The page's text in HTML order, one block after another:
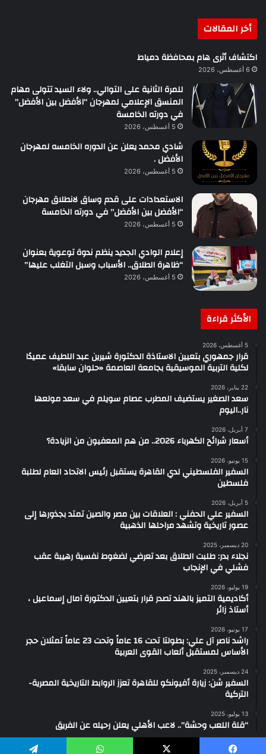
أخر المقالات
اكتشاف أثرى هام بمحافظة دمياط
6 أغسطس، 2026
للمرة الثانية على التوالي.. ولاء السيد تتولى مهام
المنسق الإعلامي لمهرجان “الأفضل بين الأفضل”
في دورته الخامسة
5 أغسطس، 2026
شادي محمد يعلن عن الدوره الخامسه لمهرجان
الأفضل .
5 أغسطس، 2026
الاستعدادات على قدم وساق لانطلاق مهرجان
“الأفضل بين الأفضل” في دورته الخامسة
5 أغسطس، 2026
إعلام الوادي الجديد ينظم ندوة توعوية بعنوان
“ظاهرة الطلاق.. الأسباب وسبل التغلب عليها”
5 أغسطس، 2026
الأكثر قراءة
5 أغسطس، 2026
قرار جمهوري بتعيين الاستاذة الدكتورة شيرين عبد اللطيف عميدًا
لكلية التربية الموسيقية بجامعة العاصمة «حلوان سابقا»
22 يناير، 2026
سعد الصغير يستضيف المطرب عصام سويلم في سعد مولعها
نار..اليوم
7 أبريل، 2026
أسعار شرائح الكهرباء 2026.. من هم المعفيون من الزيادة؟
15 يونيو، 2026
السفير الفلسطيني لدي القاهرة يستقبل رئيس الاتحاد العام لطلبة
فلسطين
5 أبريل، 2026
السفير علي الحفني : العلاقات بين مصر والصين تمتد بجذورها إلى
عصور تاريخية وتشهد مراحلها الذهبية
20 ديسمبر، 2025
نجلاء بدر: طلبت الطلاق بعد تعرضي لضغوط نفسية رهيبة عقب
فشلي في الإنجاب
19 يوليو، 2026
أكاديمية التميز بالهند تصدر قرار بتعيين الدكتورة آمال إسماعيل ،
أستاذ زائر
17 يونيو، 2026
راشد ناصر آل علي: بطولتا تحت 16 عاماً وتحت 23 عاماً تمثلان حجر
الأساس لمستقبل ألعاب القوى العربية
24 ديسمبر، 2025
السفير شن: زيارة أفيونكو للقاهرة تعزز الروابط التاريخية المصرية-
التركية
13 يوليو، 2025
“قلة اللعب وحشة”.. لاعب الأهلي يعلن رحيله عن الفريق